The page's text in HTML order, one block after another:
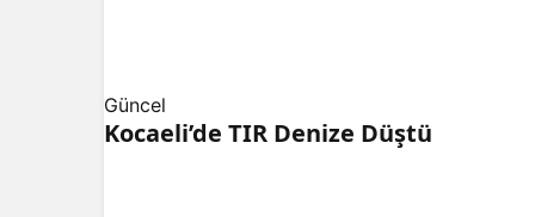
Güncel
Kocaeli’de TIR Denize Düştü